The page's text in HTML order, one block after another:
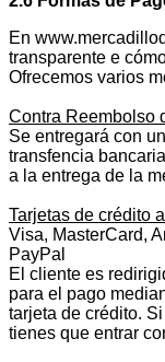
En
transparente e
Ofrecemos varios
Contra Reembolso
Se entregará con
transfencia
a la entrega de la
Tarjetas de crédito
Visa, MasterCard,
PayPal
El cliente es
para el pago
tarjeta de crédito.
tienes que entrar